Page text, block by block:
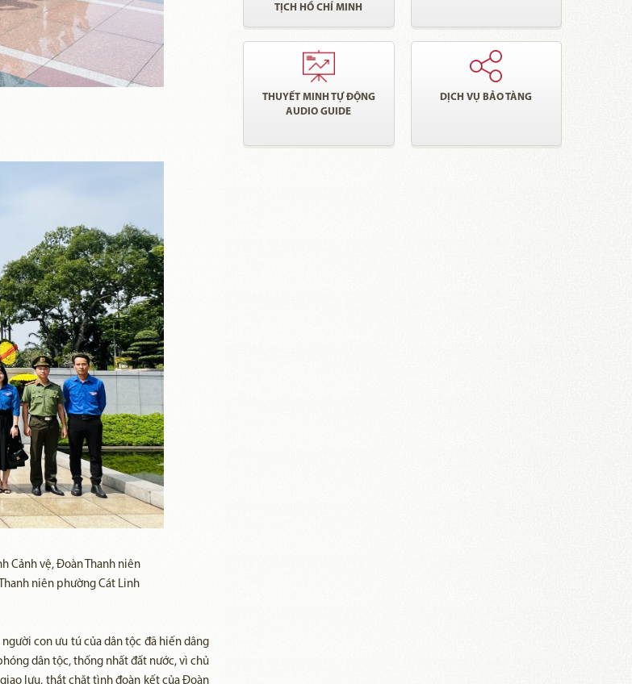
Cảnh vệ, Đoàn Thanh niên
niên phường Cát Linh
con ưu tú của dân tộc đã hiến dâng
dân tộc, thống nhất đất nước, vì chủ
lưu, thắt chặt tình đoàn kết của Đoàn
TỊCH HỒ CHÍ MINH
THUYẾT MINH TỰ ĐỘNG
AUDIO GUIDE
DỊCH VỤ BẢO TÀNG